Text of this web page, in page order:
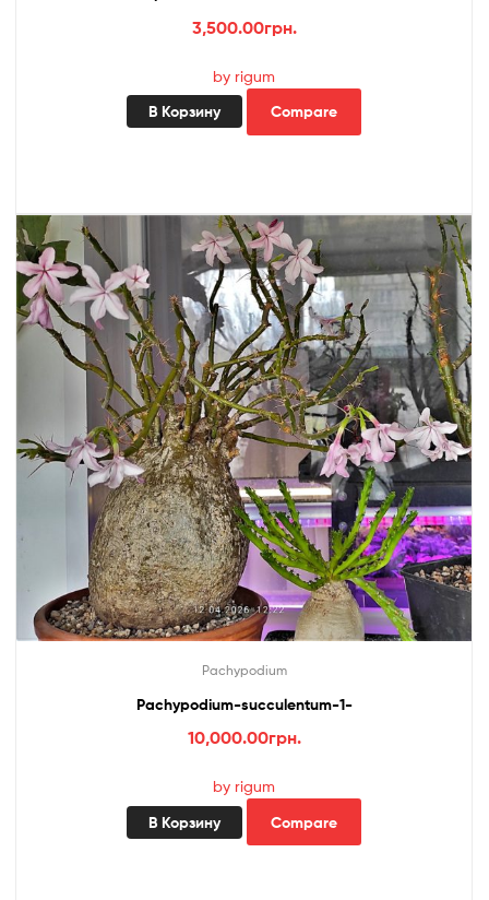
3,500.00грн.
by rigum
В Корзину Compare
Pachypodium
Pachypodium-succulentum-1-
10,000.00грн.
by rigum
В Корзину Compare